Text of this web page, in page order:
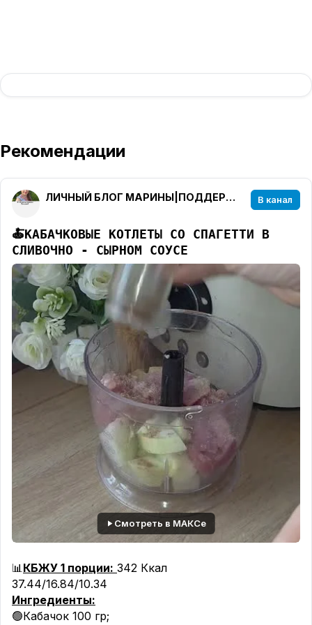
Рекомендации
ЛИЧНЫЙ БЛОГ МАРИНЫ|ПОДДЕРЖКА В ПОХУДЕНИИ В канал
🍝КАБАЧКОВЫЕ КОТЛЕТЫ СО СПАГЕТТИ В
СЛИВОЧНО - СЫРНОМ СОУСЕ
Смотреть в МАКСе
📊КБЖУ 1 порции: 342 Ккал
37.44/16.84/10.34
Ингредиенты:
🟢Кабачок 100 гр;